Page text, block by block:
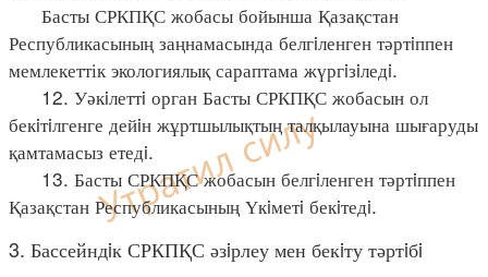
Басты СРКПҚС жобасы бойынша Қазақстан
Республикасының заңнамасында белгiленген тәртiппен
мемлекеттік экологиялық сараптама жүргiзiледi.
12. Уәкiлеттi орган Басты СРКПҚС жобасын ол
бекiтiлгенге дейiн жұртшылықтың талқылауына шығаруды
қамтамасыз етедi.
13. Басты СРКПҚС жобасын белгiленген тәртiппен
Қазақстан Республикасының Үкiметi бекiтедi.
3. Бассейндiк СРКПҚС әзiрлеу мен бекiту тәртiбi